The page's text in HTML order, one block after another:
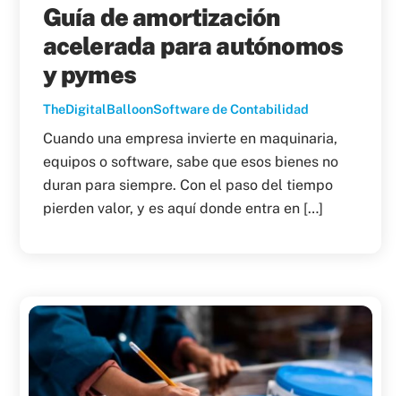
Guía de amortización
acelerada para autónomos
y pymes
TheDigitalBalloonSoftware de Contabilidad
Cuando una empresa invierte en maquinaria,
equipos o software, sabe que esos bienes no
duran para siempre. Con el paso del tiempo
pierden valor, y es aquí donde entra en […]